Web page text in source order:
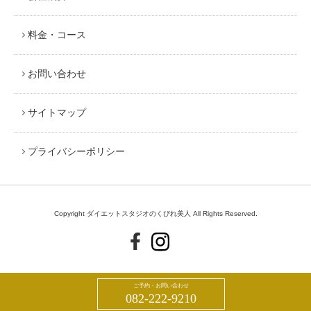
ご予約・お問い合わせ
082-222-9210
料金・コース
お問い合わせ
サイトマップ
プライバシーポリシー
Copyright ダイエットスタジオのくびれ美人 All Rights Reserved.